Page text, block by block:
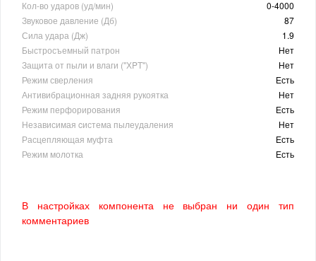
Кол-во ударов (уд/мин)
0-4000
Звуковое давление (Дб)
87
Сила удара (Дж)
1.9
Быстросъемный патрон
Нет
Защита от пыли и влаги (''ХPT'')
Нет
Режим сверления
Есть
Антивибрационная задняя рукоятка
Нет
Режим перфорирования
Есть
Независимая cистема пылеудаления
Нет
Расцепляющая муфта
Есть
Режим молотка
Есть
В настройках компонента не выбран ни один тип
комментариев